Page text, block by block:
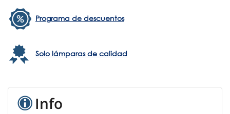
Programa de descuentos
Solo lámparas de calidad
Info